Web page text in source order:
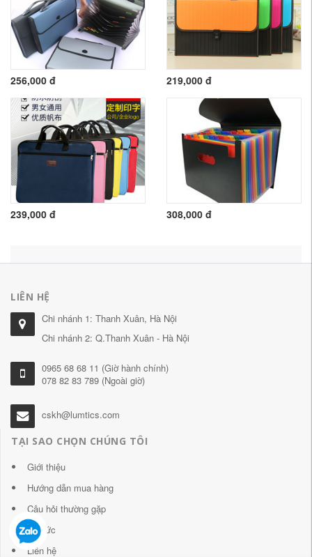
256,000 đ 219,000 đ
239,000 đ 308,000 đ
LIÊN HỆ
Chi nhánh 1: Thanh Xuân, Hà Nội
Chi nhánh 2: Q.Thanh Xuân - Hà Nội
0965 68 68 11 (Giờ hành chính)
078 82 83 789 (Ngoài giờ)
cskh@lumtics.com
TẠI SAO CHỌN CHÚNG TÔI
Giới thiệu
Hướng dẫn mua hàng
Câu hỏi thường gặp
Tin tức
Liên hệ